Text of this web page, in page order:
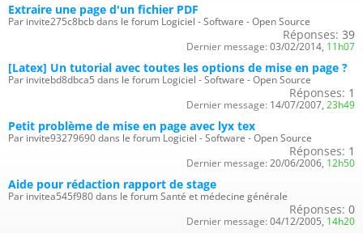
Extraire une page d'un fichier PDF
Par invite275c8bcb dans le forum Logiciel - Software - Open Source
Réponses: 39
Dernier message: 03/02/2014, 11h07
[Latex] Un tutorial avec toutes les options de mise en page ?
Par invitebd8dbca5 dans le forum Logiciel - Software - Open Source
Réponses: 1
Dernier message: 14/07/2007, 23h49
Petit problème de mise en page avec lyx tex
Par invite93279690 dans le forum Logiciel - Software - Open Source
Réponses: 1
Dernier message: 20/06/2006, 12h50
Aide pour rédaction rapport de stage
Par invitea545f980 dans le forum Santé et médecine générale
Réponses: 0
Dernier message: 04/12/2005, 14h20